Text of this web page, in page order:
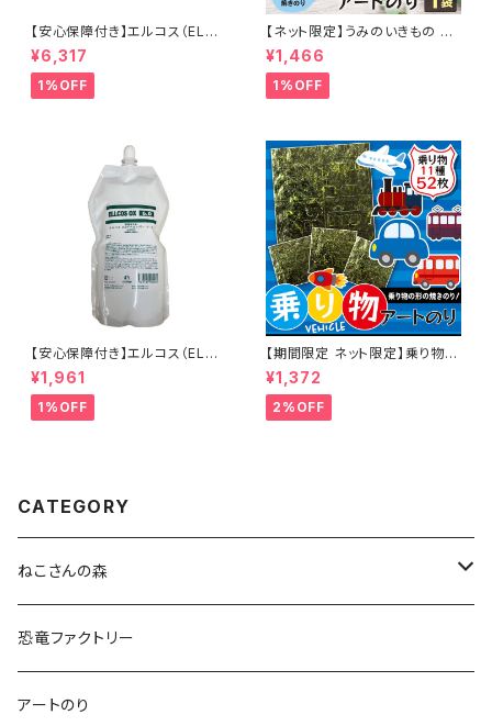
【安心保障付き】エルコス（ELLC
OS） Eセラップ FEL（旧 パワー
フィーリング＋）200g 3個セッ
ト ダメージケア ダメージヘア
ヘアケア シャンプー トリートメ
¥6,317
1%OFF
【ネット限定】うみのいきもの ～
すいぞくかん～ アートのり 海苔
19種類 ( 切り抜き76枚入 ) 全
形2枚分 ジンベイザメ クラゲ シ
ャチ イルカ マンタ 魚焼き海苔
ぎり メール便送料無料【12月入
荷】
¥1,466
1%OFF
【安心保障付き】エルコス（ELLC
OS） OX デベロッパー 6.0 1L
ヘアカラー サポート ヘアケア
シャンプー トリートメント 正規
品 正規代理店
¥1,961
1%OFF
【期間限定 ネット限定】乗り物
アートのり 海苔 のりもの11種類
トンネル 森 ( 切り抜き52枚入 )
全形2枚分 人気の乗り物 車 バ
ス 飛行機 電車 新幹線 潜水艦
¥1,372
2%OFF
CATEGORY
ねこさんの森
ねこさんクッキー
いぬさんクッキー
恐竜ファクトリー
アートのり